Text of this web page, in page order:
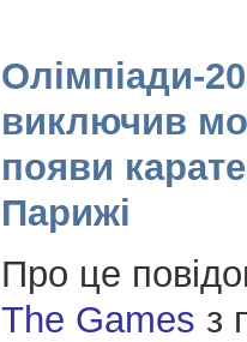
Олімпіади-
виключив
появи
Парижі
Про це
The Games з